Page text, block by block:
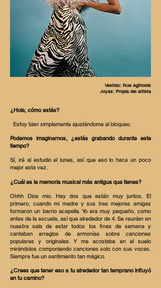
Vestido: Rue Agthonis
Joyas: Propia del artista
¿Hola, cómo estás?
Estoy bien simplemente ajustándome al bloqueo.
Podemos imaginarnos, ¿estás grabando durante este
tiempo?
Sí, iré al estudio el lunes, así que eso lo hace un poco
mejor esta vez.
¿Cuál es la memoria musical más antigua que tienes?
Ohhh Dios mio. Hay dos que están muy juntos. El
primero, cuando mi madre y sus tres mejores amigas
formaron un barrio acapella. Yo era muy pequeño, como
antes de la escuela, así que alrededor de 4. Se reunían en
nuestra sala de estar todos los fines de semana y
cantaban arreglos de armonías sobre canciones
populares y originales. Y me acostaba en el suelo
mirándolos componiendo canciones solo con sus voces.
Siempre fue un sentimiento tan mágico.
¿Crees que tener eso a tu alrededor tan temprano influyó
en tu camino?